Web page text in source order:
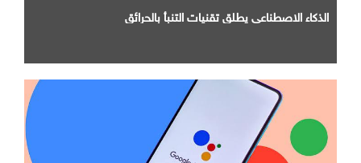
الذكاء الاصطناعي يطلق تقنيات التنبأ بالحرائق